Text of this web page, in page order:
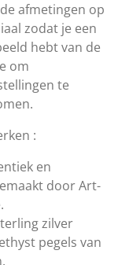
afmetingen op
zodat je een
hebt van de
om
te
:
en
door Art-
zilver
pegels van